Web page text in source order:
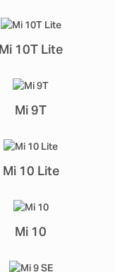
Mi 10T Lite
Mi 9T
Mi 10 Lite
Mi 10